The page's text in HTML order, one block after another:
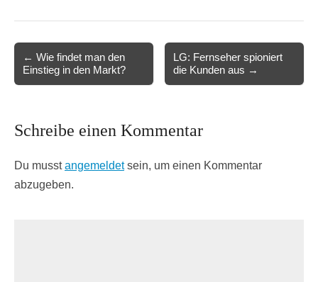
Post
navigation
← Wie findet man den
Einstieg in den Markt?
LG: Fernseher spioniert
die Kunden aus →
Schreibe einen Kommentar
Du musstangemeldetsein, um einen Kommentar
abzugeben.